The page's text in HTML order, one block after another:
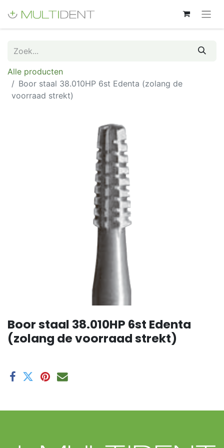
Alle producten
Boor staal 38.010HP 6st Edenta (zolang de
voorraad strekt)
Boor staal 38.010HP 6st Edenta
(zolang de voorraad strekt)